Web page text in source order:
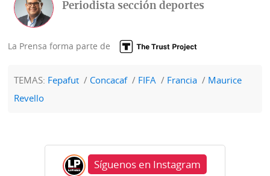
Periodista sección deportes
La Prensa forma parte de
TEMAS: Fepafut Concacaf FIFA Francia
Maurice
Revello
Síguenos en Instagram